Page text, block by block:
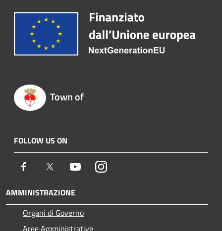
Town of
FOLLOW US ON
Facebook Twitter YoutubeInstagram
AMMINISTRAZIONE
Organi di Governo
Aree Amministrative